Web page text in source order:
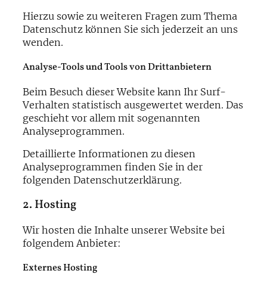
Hierzu sowie zu weiteren Fragen zum Thema
Datenschutz können Sie sich jederzeit an uns
wenden.
Analyse-Tools und Tools von Dritt­anbietern
Beim Besuch dieser Website kann Ihr Surf-
Verhalten statistisch ausgewertet werden. Das
geschieht vor allem mit sogenannten
Analyseprogrammen.
Detaillierte Informationen zu diesen
Analyseprogrammen finden Sie in der
folgenden Datenschutzerklärung.
2. Hosting
Wir hosten die Inhalte unserer Website bei
folgendem Anbieter:
Externes Hosting